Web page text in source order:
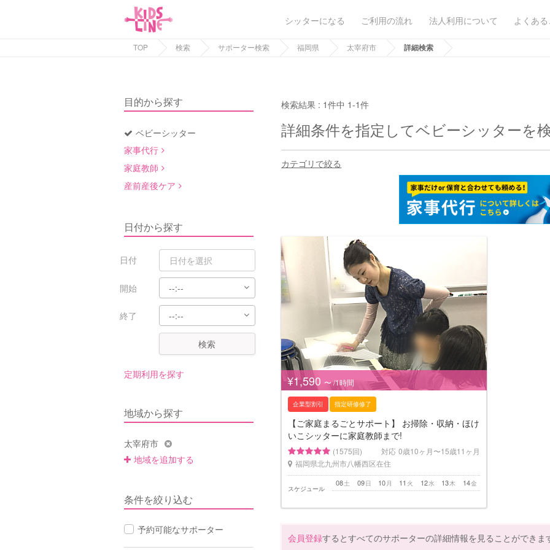
シッターになる ご利用の流れ 法人利用について よくあ
TOP 検索 サポーター検索 福岡県 太宰府市 詳細検索
目的から探す
ベビーシッター
家事代行
家庭教師
産前産後ケア
日付から探す
日付
開始
終了
検索
定期利用を探す
地域から探す
太宰府市
地域を追加する
条件を絞り込む
予約可能なサポーター
検索結果 : 1件中 1-1件
詳細条件を指定してベビーシッターを
カテゴリで絞る
¥1,590 〜 /1時間
企業型割引 指定研修修了
【ご家庭まるごとサポート】 お掃除・収納・ほけ
いこシッターに家庭教師まで!
(1575回) 対応 0歳10ヶ月〜15歳11ヶ月
福岡県北九州市八幡西区在住
スケジュール
土
08 日
09 月
10 火
11 水
12 木
13 金
14
会員登録するとすべてのサポーターの詳細情報を見ることができま